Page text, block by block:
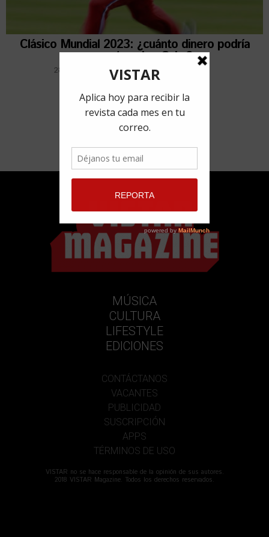
Clásico Mundial 2023: ¿cuánto dinero podría
ganar el equipo Cuba?
28 febrero, 2023 porRedacción VISTAR
MÚSICA
CULTURA
LIFESTYLE
EDICIONES
CONTÁCTANOS
VACANTES
PUBLICIDAD
SUSCRIPCIÓN
APPS
TÉRMINOS DE USO
VISTAR no se hace responsable de la opinión de sus autores.
2018 VISTAR Magazine. Todos los derechos reservados.